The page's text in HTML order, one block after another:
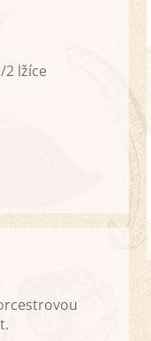
2 lžíce